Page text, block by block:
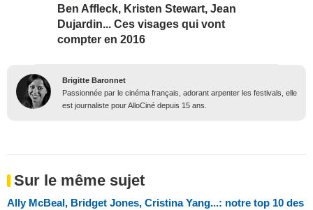
Ben Affleck, Kristen Stewart, Jean
Dujardin... Ces visages qui vont
compter en 2016
Brigitte Baronnet
Passionnée par le cinéma français, adorant arpenter les festivals, elle
est journaliste pour AlloCiné depuis 15 ans.
Sur le même sujet
Ally McBeal, Bridget Jones, Cristina Yang...: notre top 10 des